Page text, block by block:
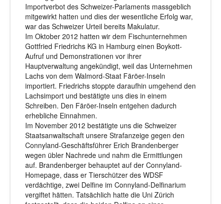
Importverbot des Schweizer-Parlaments massgeblich
mitgewirkt hatten und dies der wesentliche Erfolg war,
war das Schweizer Urteil bereits Makulatur.
Im Oktober 2012 hatten wir dem Fischunternehmen
Gottfried Friedrichs KG in Hamburg einen Boykott-
Aufruf und Demonstrationen vor ihrer
Hauptverwaltung angekündigt, weil das Unternehmen
Lachs von dem Walmord-Staat Färöer-Inseln
importiert. Friedrichs stoppte daraufhin umgehend den
Lachsimport und bestätigte uns dies in einem
Schreiben. Den Färöer-Inseln entgehen dadurch
erhebliche Einnahmen.
Im November 2012 bestätigte uns die Schweizer
Staatsanwaltschaft unsere Strafanzeige gegen den
Connyland-Geschäftsführer Erich Brandenberger
wegen übler Nachrede und nahm die Ermittlungen
auf. Brandenberger behauptet auf der Connyland-
Homepage, dass er Tierschützer des WDSF
verdächtige, zwei Delfine im Connyland-Delfinarium
vergiftet hätten. Tatsächlich hatte die Uni Zürich